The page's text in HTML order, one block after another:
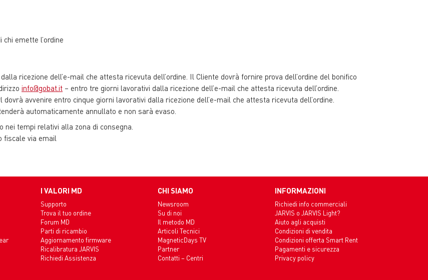
emette l’ordine
ricezione dell’e-mail che attesta ricevuta dell’ordine. Il Cliente dovrà fornire prova dell’ordine del bonifico
info@gobat.it – entro tre giorni lavorativi dalla ricezione dell’e-mail che attesta ricevuta dell’ordine.
avvenire entro cinque giorni lavorativi dalla ricezione dell’e-mail che attesta ricevuta dell’ordine.
automaticamente annullato e non sarà evaso.
tempi relativi alla zona di consegna.
fiscale via email
I VALORI MD
Supporto
Trova il tuo ordine
Forum MD
Parti di ricambio
Aggiornamento firmware
Ricalibratura JARVIS
Richiedi Assistenza
CHI SIAMO
Newsroom
Su di noi
Il metodo MD
Articoli Tecnici
MagneticDays TV
Partner
Contatti – Centri
INFORMAZIONI
Richiedi info commerciali
JARVIS o JARVIS Light?
Aiuto agli acquisti
Condizioni di vendita
Condizioni offerta Smart Rent
Pagamenti e sicurezza
Privacy policy